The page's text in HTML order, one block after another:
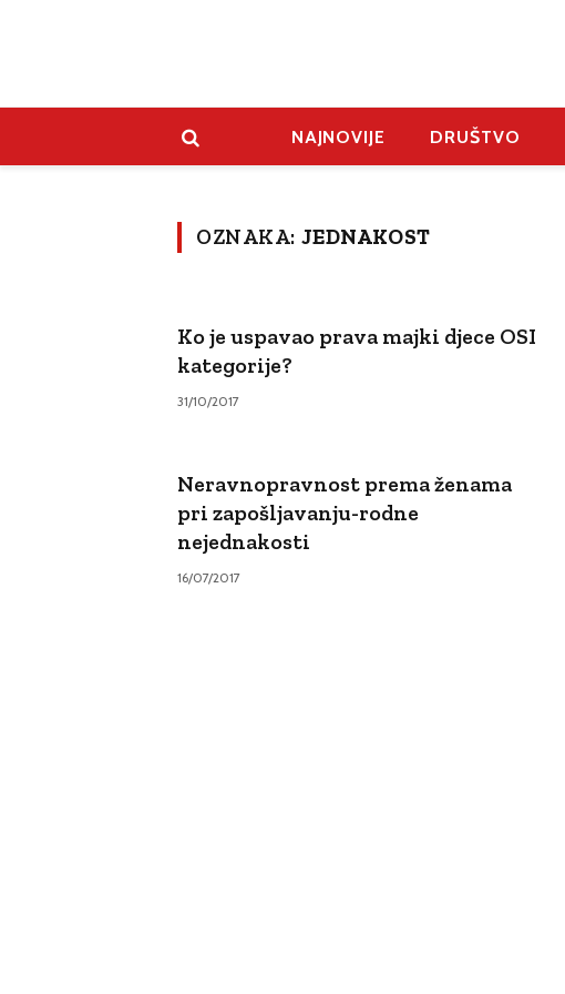
NAJNOVIJE DRUŠTVO
OZNAKA: JEDNAKOST
Ko je uspavao prava majki djece OSI
kategorije?
31/10/2017
Neravnopravnost prema ženama
pri zapošljavanju-rodne
nejednakosti
16/07/2017